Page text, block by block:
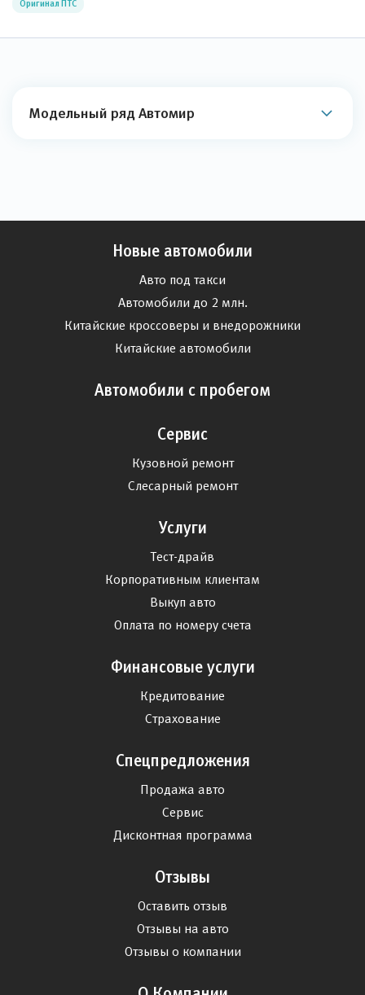
Оригинал ПТС
Модельный ряд Автомир
Новые автомобили
Авто под такси
Автомобили до 2 млн.
Китайские кроссоверы и внедорожники
Китайские автомобили
Автомобили с пробегом
Сервис
Кузовной ремонт
Слесарный ремонт
Услуги
Тест-драйв
Корпоративным клиентам
Выкуп авто
Оплата по номеру счета
Финансовые услуги
Кредитование
Страхование
Спецпредложения
Продажа авто
Сервис
Дисконтная программа
Отзывы
Оставить отзыв
Отзывы на авто
Отзывы о компании